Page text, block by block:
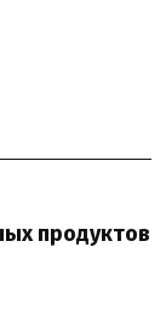
продуктов